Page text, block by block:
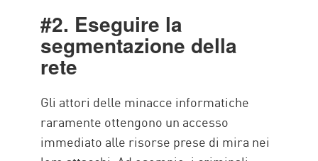
#2. Eseguire la
segmentazione della
rete
Gli attori delle minacce informatiche
raramente ottengono un accesso
immediato alle risorse prese di mira nei